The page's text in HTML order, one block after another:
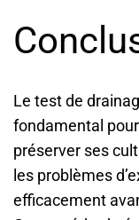
Le test de
fondamental
préserver ses
les problèmes
efficacement